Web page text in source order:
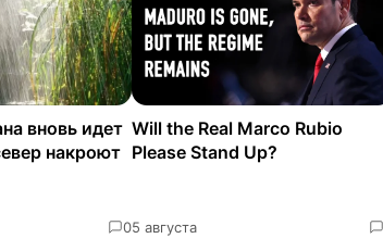
вновь идет
накроют
0
Will the Real Marco Rubio
Please Stand Up?
5 августа